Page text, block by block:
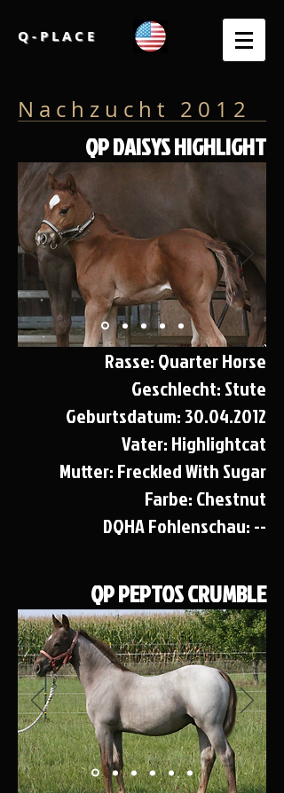
Q - P L A C E
N a c h z u c h t 2 0 1 2
QP DAISYS HIGHLIGHT
Rasse: Quarter Horse
Geschlecht: Stute
Geburtsdatum:30.04.2012
Vater: Highlightcat
Mutter: Freckled With Sugar
Farbe: Chestnut
DQHA Fohlenschau: --
QP PEPTOS CRUMBLE